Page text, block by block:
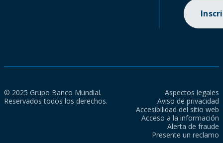
© 2025 Grupo Banco Mundial.
Reservados todos los derechos.
Aspectos legales
Aviso de privacidad
Accesibilidad del sitio web
Acceso a la información
Alerta de fraude
Presente un reclamo